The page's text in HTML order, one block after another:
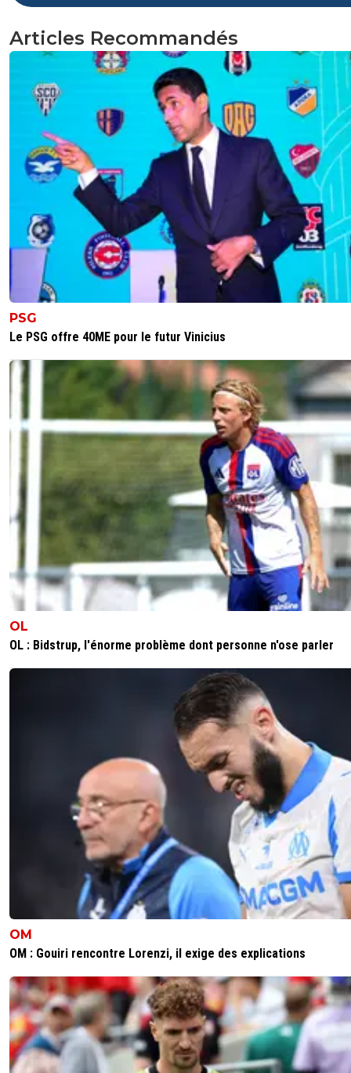
Articles Recommandés
PSG
Le PSG offre 40ME pour le futur Vinicius
OL
OL : Bidstrup, l'énorme problème dont personne n'ose parler
OM
OM : Gouiri rencontre Lorenzi, il exige des explications